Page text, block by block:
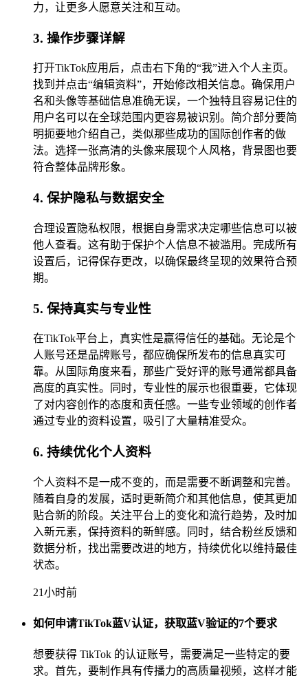
力，让更多人愿意关注和互动。
3. 操作步骤详解
打开TikTok应用后，点击右下角的“我”进入个人主页。
找到并点击“编辑资料”，开始修改相关信息。确保用户
名和头像等基础信息准确无误，一个独特且容易记住的
用户名可以在全球范围内更容易被识别。简介部分要简
明扼要地介绍自己，类似那些成功的国际创作者的做
法。选择一张高清的头像来展现个人风格，背景图也要
符合整体品牌形象。
4. 保护隐私与数据安全
合理设置隐私权限，根据自身需求决定哪些信息可以被
他人查看。这有助于保护个人信息不被滥用。完成所有
设置后，记得保存更改，以确保最终呈现的效果符合预
期。
5. 保持真实与专业性
在TikTok平台上，真实性是赢得信任的基础。无论是个
人账号还是品牌账号，都应确保所发布的信息真实可
靠。从国际角度来看，那些广受好评的账号通常都具备
高度的真实性。同时，专业性的展示也很重要，它体现
了对内容创作的态度和责任感。一些专业领域的创作者
通过专业的资料设置，吸引了大量精准受众。
6. 持续优化个人资料
个人资料不是一成不变的，而是需要不断调整和完善。
随着自身的发展，适时更新简介和其他信息，使其更加
贴合新的阶段。关注平台上的变化和流行趋势，及时加
入新元素，保持资料的新鲜感。同时，结合粉丝反馈和
数据分析，找出需要改进的地方，持续优化以维持最佳
状态。
21小时前
如何申请TikTok蓝V认证，获取蓝V验证的7个要求
想要获得 TikTok 的认证账号，需要满足一些特定的要
求。首先，要制作具有传播力的高质量视频，这样才能